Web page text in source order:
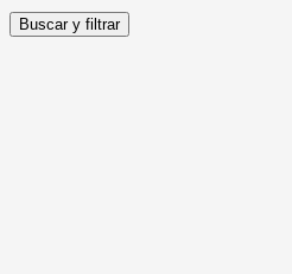
Buscar y filtrar